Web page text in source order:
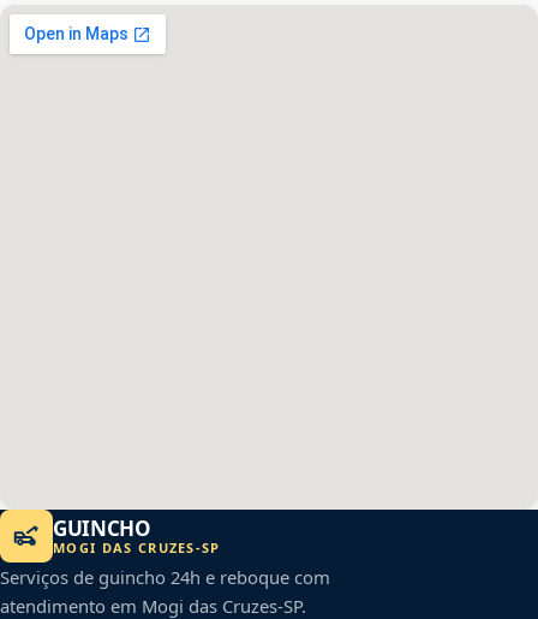
GUINCHO
MOGI DAS CRUZES-SP
Serviços de guincho 24h e reboque com
atendimento em Mogi das Cruzes-SP.